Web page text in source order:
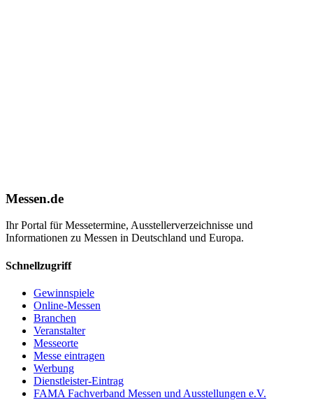
Messen.de
Ihr Portal für Messetermine, Ausstellerverzeichnisse und
Informationen zu Messen in Deutschland und Europa.
Schnellzugriff
Gewinnspiele
Online-Messen
Branchen
Veranstalter
Messeorte
Messe eintragen
Werbung
Dienstleister-Eintrag
FAMA Fachverband Messen und Ausstellungen e.V.